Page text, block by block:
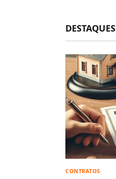
DESTAQUES
CONTRATOS